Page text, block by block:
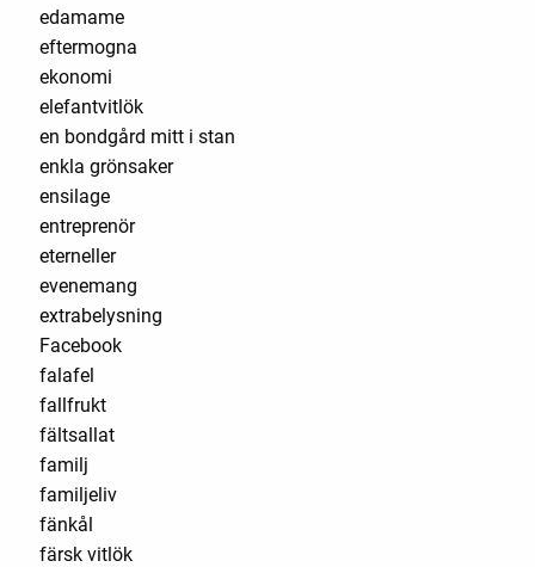
edamame
eftermogna
ekonomi
elefantvitlök
en bondgård mitt i stan
enkla grönsaker
ensilage
entreprenör
eterneller
evenemang
extrabelysning
Facebook
falafel
fallfrukt
fältsallat
familj
familjeliv
fänkål
färsk vitlök